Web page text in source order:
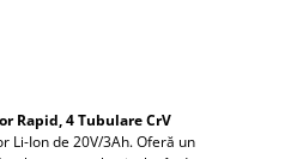
Rapid, 4 Tubulare CrV
Li-Ion de 20V/3Ah. Oferă un